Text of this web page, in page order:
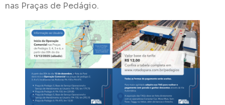
nas Praças de Pedágio.